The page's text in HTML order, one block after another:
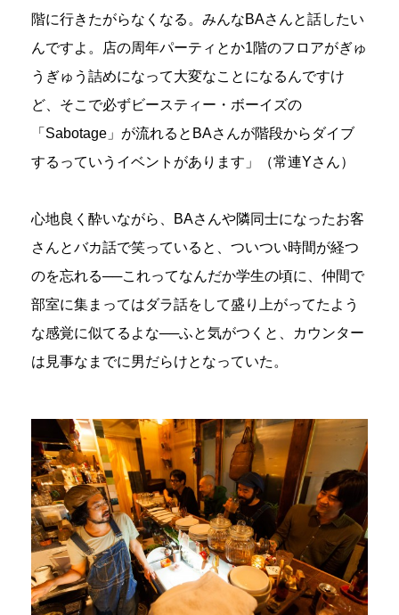
階に行きたがらなくなる。みんなBAさんと話したい
んですよ。店の周年パーティとか1階のフロアがぎゅ
うぎゅう詰めになって大変なことになるんですけ
ど、そこで必ずビースティー・ボーイズの
「Sabotage」が流れるとBAさんが階段からダイブ
するっていうイベントがあります」（常連Yさん）
心地良く酔いながら、BAさんや隣同士になったお客
さんとバカ話で笑っていると、ついつい時間が経つ
のを忘れる──これってなんだか学生の頃に、仲間で
部室に集まってはダラ話をして盛り上がってたよう
な感覚に似てるよな──ふと気がつくと、カウンター
は見事なまでに男だらけとなっていた。